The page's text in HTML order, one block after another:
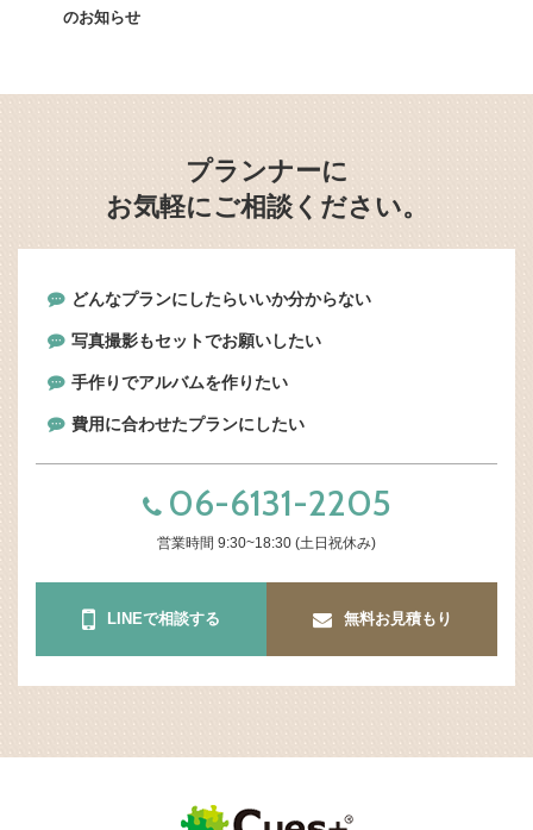
のお知らせ
プランナーに
お気軽にご相談ください。
どんなプランにしたらいいか分からない
写真撮影もセットでお願いしたい
手作りでアルバムを作りたい
費用に合わせたプランにしたい
06-6131-2205
営業時間 9:30~18:30 (土日祝休み)
LINEで相談する 無料お見積もり